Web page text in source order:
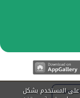
على المستخدم بشكل